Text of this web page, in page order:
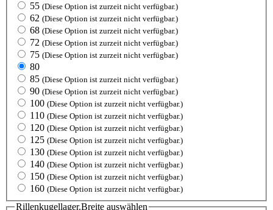
55 (Diese Option ist zurzeit nicht verfügbar.)
62 (Diese Option ist zurzeit nicht verfügbar.)
68 (Diese Option ist zurzeit nicht verfügbar.)
72 (Diese Option ist zurzeit nicht verfügbar.)
75 (Diese Option ist zurzeit nicht verfügbar.)
80
85 (Diese Option ist zurzeit nicht verfügbar.)
90 (Diese Option ist zurzeit nicht verfügbar.)
100 (Diese Option ist zurzeit nicht verfügbar.)
110 (Diese Option ist zurzeit nicht verfügbar.)
120 (Diese Option ist zurzeit nicht verfügbar.)
125 (Diese Option ist zurzeit nicht verfügbar.)
130 (Diese Option ist zurzeit nicht verfügbar.)
140 (Diese Option ist zurzeit nicht verfügbar.)
150 (Diese Option ist zurzeit nicht verfügbar.)
160 (Diese Option ist zurzeit nicht verfügbar.)
Rillenkugellager.Breite auswählen